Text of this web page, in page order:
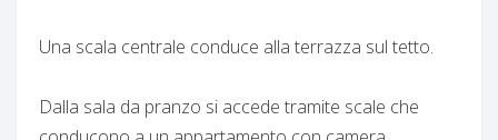
Una scala centrale conduce alla terrazza sul tetto.
Dalla sala da pranzo si accede tramite scale che